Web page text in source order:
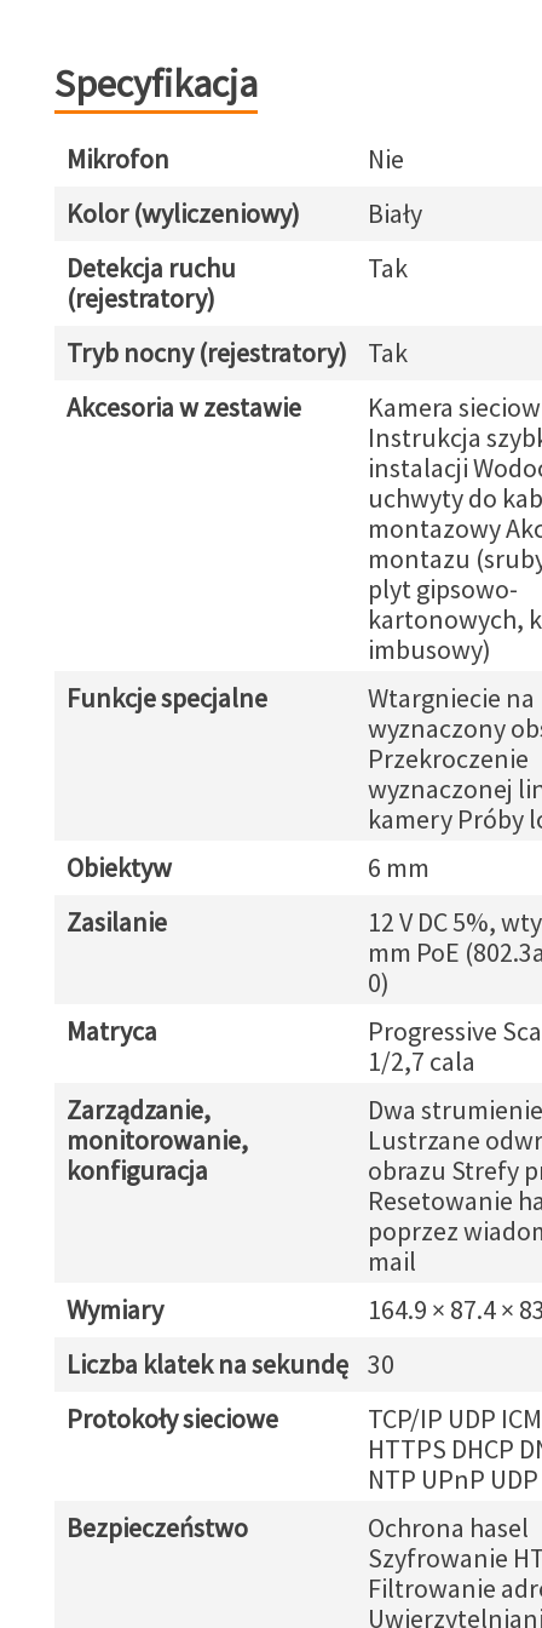
Specyfikacja
Mikrofon
Nie
Kolor (wyliczeniowy)
Biały
Detekcja ruchu
(rejestratory)
Tak
Tryb nocny (rejestratory)
Tak
Akcesoria w zestawie
Kamera
Instrukcja
instalacji
uchwyty do
montazowy
montazu
plyt gipsowo-
kartonowych,
imbusowy)
Funkcje specjalne
Wtargniecie na
wyznaczony
Przekroczenie
wyznaczonej
kamery Próby
Obiektyw
6 mm
Zasilanie
12 V DC 5%,
mm PoE
0)
Matryca
Progressive
1/2,7 cala
Zarządzanie,
monitorowanie,
konfiguracja
Dwa
Lustrzane
obrazu Strefy
Resetowanie
poprzez
mail
Wymiary
164.9 × 87.4 ×
Liczba klatek na sekundę 30
Protokoły sieciowe
TCP/IP UDP
HTTPS DHCP
NTP UPnP
Bezpieczeństwo
Ochrona hasel
Szyfrowanie
Filtrowanie